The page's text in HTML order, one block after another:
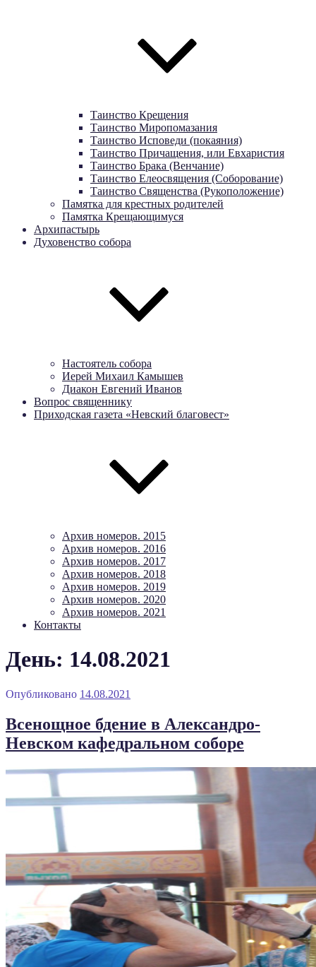
Таинство Крещения
Таинство Миропомазания
Таинство Исповеди (покаяния)
Таинство Причащения, или Евхаристия
Таинство Брака (Венчание)
Таинство Елеосвящения (Соборование)
Таинство Священства (Рукоположение)
Памятка для крестных родителей
Памятка Крещающимуся
Архипастырь
Духовенство собора
Настоятель собора
Иерей Михаил Камышев
Диакон Евгений Иванов
Вопрос священнику
Приходская газета «Невский благовест»
Архив номеров. 2015
Архив номеров. 2016
Архив номеров. 2017
Архив номеров. 2018
Архив номеров. 2019
Архив номеров. 2020
Архив номеров. 2021
Контакты
День: 14.08.2021
Опубликовано 14.08.2021
Всенощное бдение в Александро-
Невском кафедральном соборе